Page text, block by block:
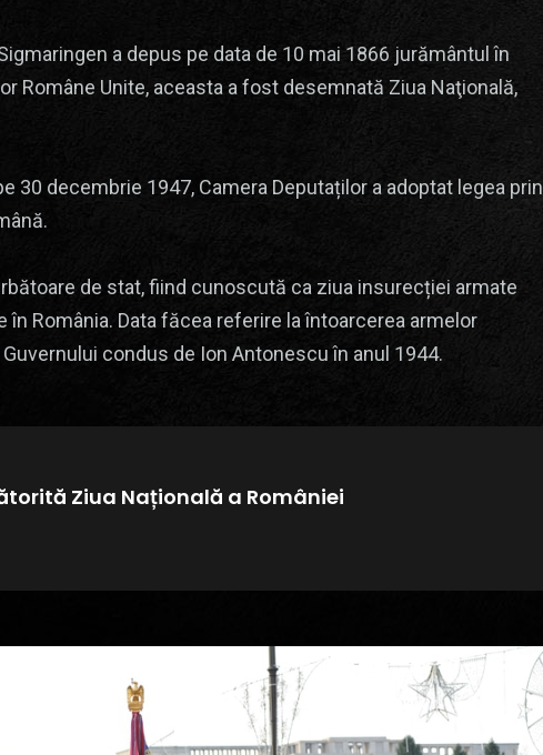
a depus pe data de 10 mai 1866 jurământul în
Române Unite, aceasta a fost desemnată Ziua Naţională,
30 decembrie 1947, Camera Deputaților a adoptat legea prin
de stat, fiind cunoscută ca ziua insurecției armate
România. Data făcea referire la întoarcerea armelor
condus de Ion Antonescu în anul 1944.
Ziua Națională a României